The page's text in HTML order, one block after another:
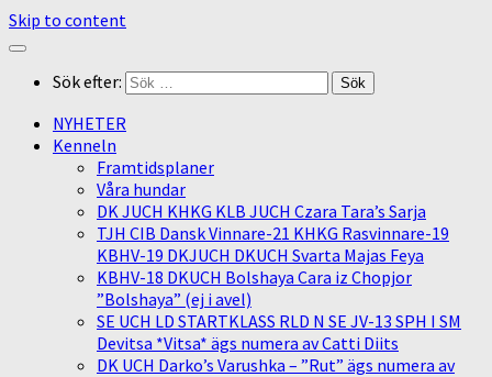
Skip to content
Sök efter:
NYHETER
Kenneln
Framtidsplaner
Våra hundar
DK JUCH KHKG KLB JUCH Czara Tara’s Sarja
TJH CIB Dansk Vinnare-21 KHKG Rasvinnare-19
KBHV-19 DKJUCH DKUCH Svarta Majas Feya
KBHV-18 DKUCH Bolshaya Cara iz Chopjor
”Bolshaya” (ej i avel)
SE UCH LD STARTKLASS RLD N SE JV-13 SPH I SM
Devitsa *Vitsa* ägs numera av Catti Diits
DK UCH Darko’s Varushka – ”Rut” ägs numera av